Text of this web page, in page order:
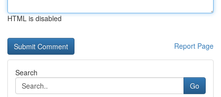
HTML is disabled
Report Page
Search
Go